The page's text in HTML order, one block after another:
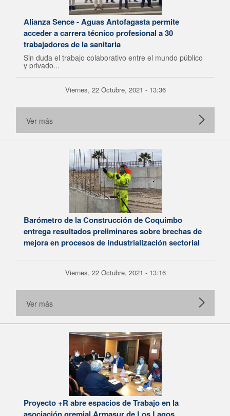
Alianza Sence - Aguas Antofagasta permite
acceder a carrera técnico profesional a 30
trabajadores de la sanitaria
Sin duda el trabajo colaborativo entre el mundo público
y privado...
Viernes, 22 Octubre, 2021 - 13:36
Ver más
Barómetro de la Construcción de Coquimbo
entrega resultados preliminares sobre brechas de
mejora en procesos de industrialización sectorial
Viernes, 22 Octubre, 2021 - 13:16
Ver más
Proyecto +R abre espacios de Trabajo en la